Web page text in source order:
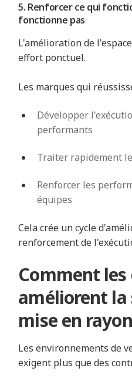
5. Renforcer ce qui
fonctionne pas
L'amélioration de
effort ponctuel.
Les marques qui
Développer
performants
Traiter rapidement
Renforcer les
équipes
Cela crée un cycle
renforcement de
Comment les
améliorent
mise en rayon
Les environnements de
exigent plus que des